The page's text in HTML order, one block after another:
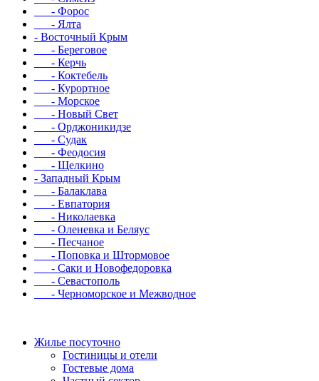
- Форос
- Ялта
- Восточный Крым
- Береговое
- Керчь
- Коктебель
- Курортное
- Морское
- Новый Свет
- Орджоникидзе
- Судак
- Феодосия
- Щелкино
- Западный Крым
- Балаклава
- Евпатория
- Николаевка
- Оленевка и Беляус
- Песчаное
- Поповка и Штормовое
- Саки и Новофедоровка
- Севастополь
- Черноморское и Межводное
Жилье посуточно
Гостиницы и отели
Гостевые дома